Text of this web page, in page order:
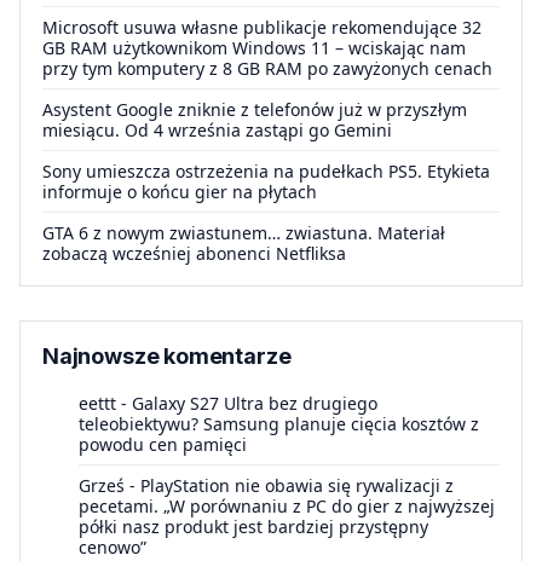
Microsoft usuwa własne publikacje rekomendujące 32
GB RAM użytkownikom Windows 11 – wciskając nam
przy tym komputery z 8 GB RAM po zawyżonych cenach
Asystent Google zniknie z telefonów już w przyszłym
miesiącu. Od 4 września zastąpi go Gemini
Sony umieszcza ostrzeżenia na pudełkach PS5. Etykieta
informuje o końcu gier na płytach
GTA 6 z nowym zwiastunem… zwiastuna. Materiał
zobaczą wcześniej abonenci Netfliksa
Najnowsze komentarze
eettt - Galaxy S27 Ultra bez drugiego
teleobiektywu? Samsung planuje cięcia kosztów z
powodu cen pamięci
Grześ - PlayStation nie obawia się rywalizacji z
pecetami. „W porównaniu z PC do gier z najwyższej
półki nasz produkt jest bardziej przystępny
cenowo”